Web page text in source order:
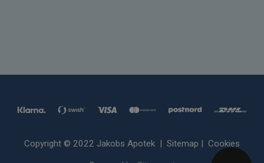
Copyright © 2022 Jakobs Apotek | Sitemap | Cookies